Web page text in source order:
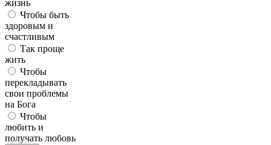
жизнь
Чтобы быть
здоровым и
счастливым
Так проще
жить
Чтобы
перекладывать
свои проблемы
на Бога
Чтобы
любить и
получать любовь